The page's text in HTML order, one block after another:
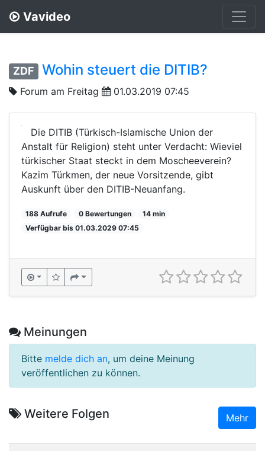
Vavideo
ZDF Wohin steuert die DITIB?
Forum am Freitag 01.03.2019 07:45
Die DITIB (Türkisch-Islamische Union der
Anstalt für Religion) steht unter Verdacht: Wieviel
türkischer Staat steckt in dem Moscheeverein?
Kazim Türkmen, der neue Vorsitzende, gibt
Auskunft über den DITIB-Neuanfang.
188 Aufrufe 0 Bewertungen
14 min
Verfügbar bis 01.03.2029 07:45
Meinungen
Bitte melde dich an, um deine Meinung
veröffentlichen zu können.
Weitere Folgen Mehr